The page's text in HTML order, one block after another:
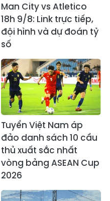
Man City vs Atletico
18h 9/8: Link trực tiếp,
đội hình và dự đoán tỷ
số
Tuyển Việt Nam áp
đảo danh sách 10 cầu
thủ xuất sắc nhất
vòng bảng ASEAN Cup
2026